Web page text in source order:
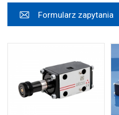
Formularz zapytania
zapisz